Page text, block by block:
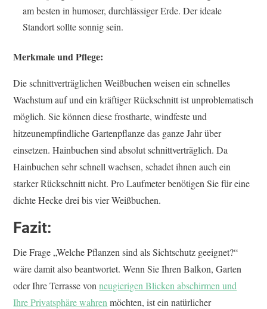
am besten in humoser, durchlässiger Erde. Der ideale
Standort sollte sonnig sein.
Merkmale und Pflege:
Die schnittverträglichen Weißbuchen weisen ein schnelles
Wachstum auf und ein kräftiger Rückschnitt ist unproblematisch
möglich. Sie können diese frostharte, windfeste und
hitzeunempfindliche Gartenpflanze das ganze Jahr über
einsetzen. Hainbuchen sind absolut schnittverträglich. Da
Hainbuchen sehr schnell wachsen, schadet ihnen auch ein
starker Rückschnitt nicht. Pro Laufmeter benötigen Sie für eine
dichte Hecke drei bis vier Weißbuchen.
Fazit:
Die Frage „Welche Pflanzen sind als Sichtschutz geeignet?“
wäre damit also beantwortet. Wenn Sie Ihren Balkon, Garten
oder Ihre Terrasse vonneugierigen Blicken abschirmen und
Ihre Privatsphäre wahren möchten, ist ein natürlicher